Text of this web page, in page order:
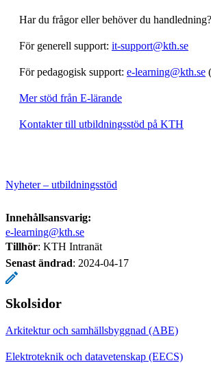
Har du frågor eller behöver du handledning?
För generell support: it-support@kth.se
För pedagogisk support: e-learning@kth.se
Mer stöd från E-lärande
Kontakter till utbildningsstöd på KTH
Nyheter – utbildningsstöd
Innehållsansvarig:
e-learning@kth.se
Tillhör: KTH Intranät
Senast ändrad: 2024-04-17
Skolsidor
Arkitektur och samhällsbyggnad (ABE)
Elektroteknik och datavetenskap (EECS)